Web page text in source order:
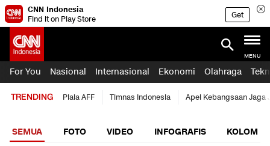
CNN Indonesia
Find it on Play Store
Get
MENU
For You Nasional Internasional Ekonomi Olahraga
TRENDING Piala AFF Timnas Indonesia Apel Kebangsaan Jaga
SEMUA FOTO VIDEO INFOGRAFIS KOLOM